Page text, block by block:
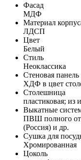
Фасад
МДФ
Материал
ЛДСП
Цвет
Белый
Стиль
Неоклассика
Стеновая панель
ХДФ в цвет
Столешница
пластиковая; из
Выкатные
ПВШ полного
(Россия) и др.
Сушка для
Хромированная
Цоколь